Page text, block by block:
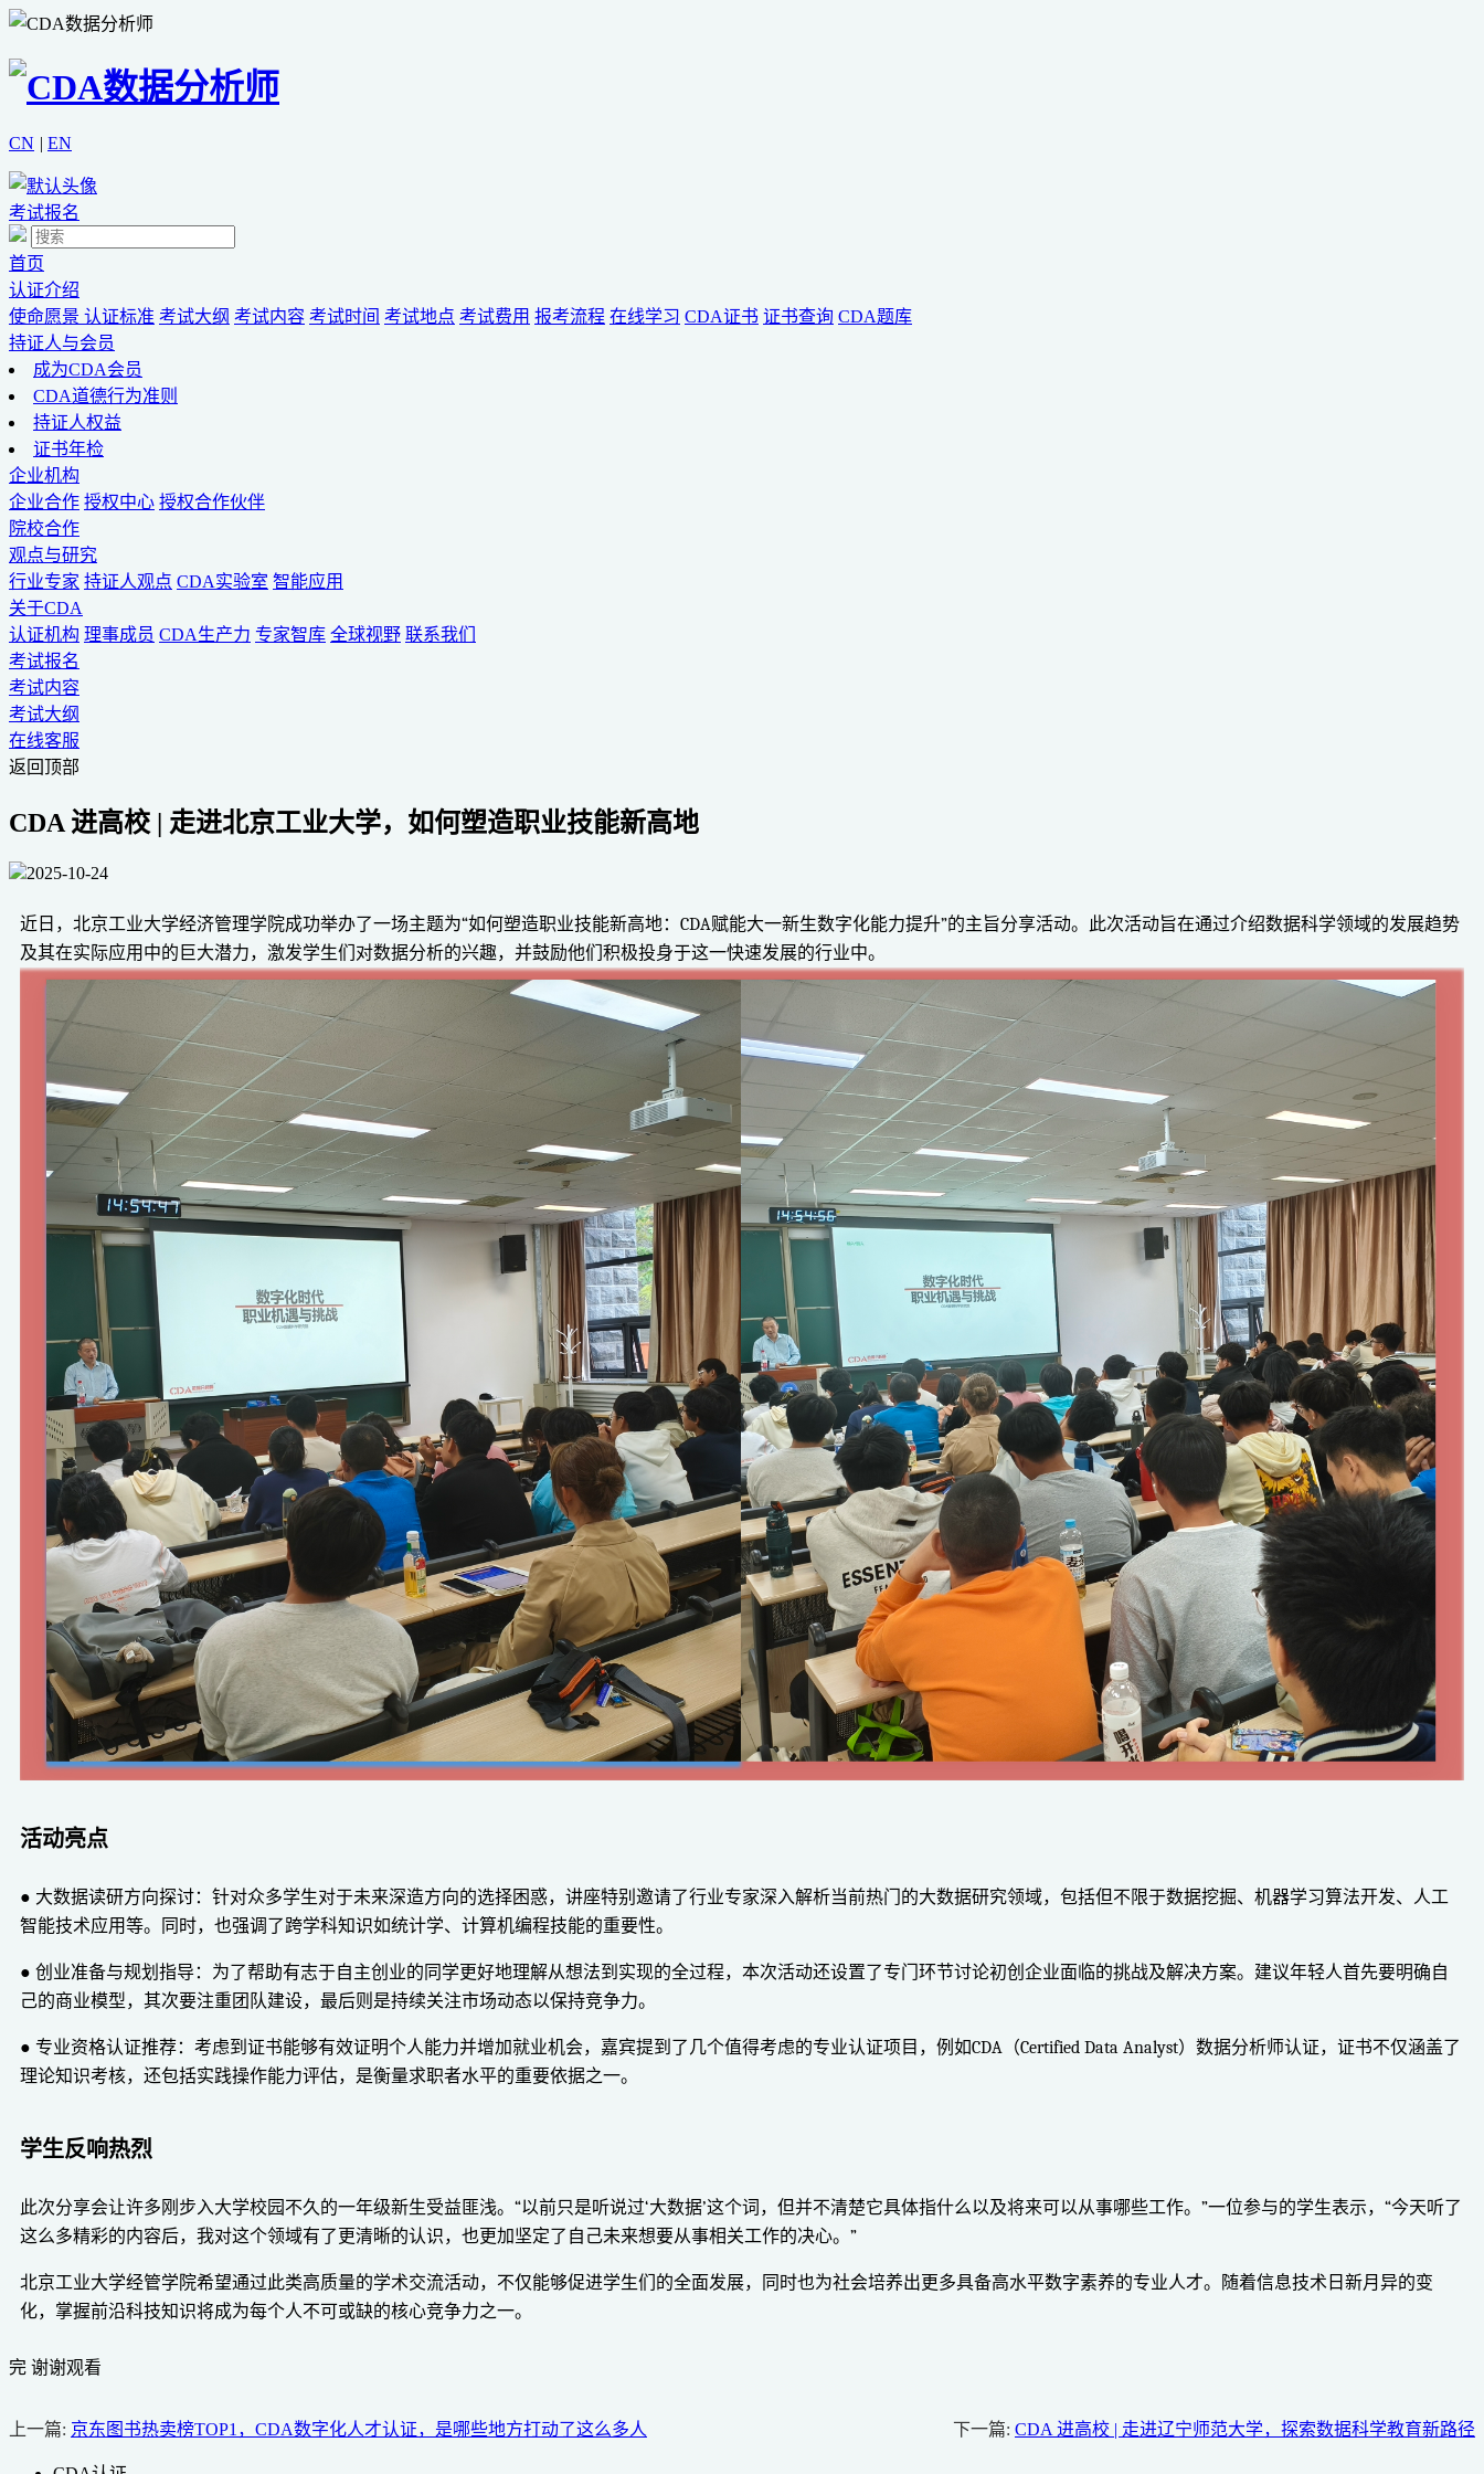
CN | EN
考试报名
首页
认证介绍
使命愿景 认证标准 考试大纲 考试内容 考试时间 考试地点 考试费用 报考流程 在线学习 CDA证书 证书查询 CDA题库
持证人与会员
成为CDA会员
CDA道德行为准则
持证人权益
证书年检
企业机构
企业合作 授权中心 授权合作伙伴
院校合作
观点与研究
行业专家 持证人观点 CDA实验室 智能应用
关于CDA
认证机构 理事成员 CDA生产力 专家智库 全球视野 联系我们
考试报名
考试内容
考试大纲
在线客服
返回顶部
CDA 进高校 | 走进北京工业大学，如何塑造职业技能新高地
2025-10-24
近日，北京工业大学经济管理学院成功举办了一场主题为“如何塑造职业技能新高地：CDA赋能大一新生数字化能力提升”的主旨分享活动。此次活动旨在通过介绍数据科学领域的发展趋势
及其在实际应用中的巨大潜力，激发学生们对数据分析的兴趣，并鼓励他们积极投身于这一快速发展的行业中。
活动亮点
● 大数据读研方向探讨：针对众多学生对于未来深造方向的选择困惑，讲座特别邀请了行业专家深入解析当前热门的大数据研究领域，包括但不限于数据挖掘、机器学习算法开发、人工
智能技术应用等。同时，也强调了跨学科知识如统计学、计算机编程技能的重要性。
● 创业准备与规划指导：为了帮助有志于自主创业的同学更好地理解从想法到实现的全过程，本次活动还设置了专门环节讨论初创企业面临的挑战及解决方案。建议年轻人首先要明确自
己的商业模型，其次要注重团队建设，最后则是持续关注市场动态以保持竞争力。
● 专业资格认证推荐：考虑到证书能够有效证明个人能力并增加就业机会，嘉宾提到了几个值得考虑的专业认证项目，例如CDA（Certified Data Analyst）数据分析师认证，证书不仅涵盖了
理论知识考核，还包括实践操作能力评估，是衡量求职者水平的重要依据之一。
学生反响热烈
此次分享会让许多刚步入大学校园不久的一年级新生受益匪浅。“以前只是听说过‘大数据’这个词，但并不清楚它具体指什么以及将来可以从事哪些工作。”一位参与的学生表示，“今天听了
这么多精彩的内容后，我对这个领域有了更清晰的认识，也更加坚定了自己未来想要从事相关工作的决心。”
北京工业大学经管学院希望通过此类高质量的学术交流活动，不仅能够促进学生们的全面发展，同时也为社会培养出更多具备高水平数字素养的专业人才。随着信息技术日新月异的变
化，掌握前沿科技知识将成为每个人不可或缺的核心竞争力之一。
完 谢谢观看
上一篇: 京东图书热卖榜TOP1，CDA数字化人才认证，是哪些地方打动了这么多人 下一篇: CDA 进高校 | 走进辽宁师范大学，探索数据科学教育新路径